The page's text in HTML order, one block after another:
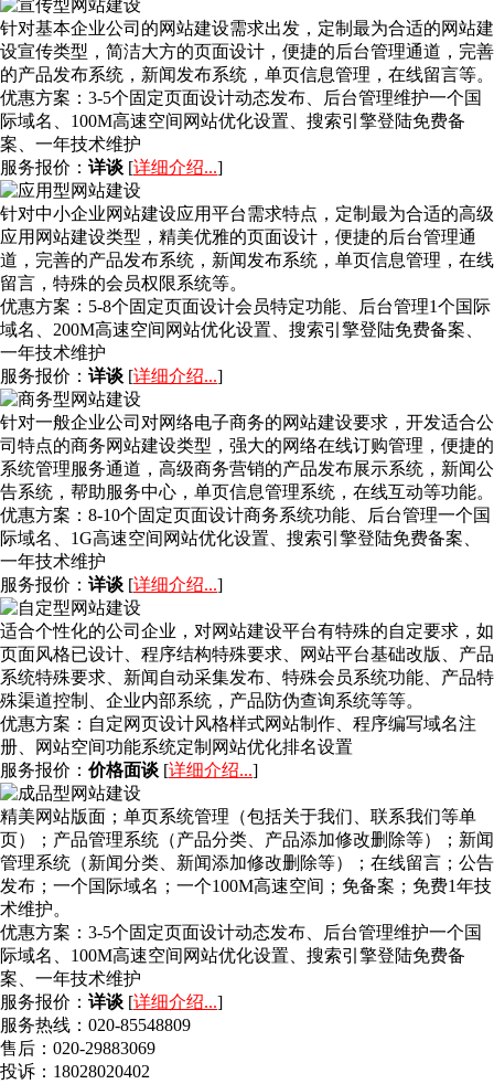
针对基本企业公司的网站建设需求出发，定制最为合适的网站建
设宣传类型，简洁大方的页面设计，便捷的后台管理通道，完善
的产品发布系统，新闻发布系统，单页信息管理，在线留言等。
优惠方案： 3-5个固定页面设计动态发布、后台管理维护一个国
际域名、100M高速空间网站优化设置、搜索引擎登陆免费备
案、一年技术维护
服务报价： 详谈 [详细介绍...]
针对中小企业网站建设应用平台需求特点，定制最为合适的高级
应用网站建设类型，精美优雅的页面设计，便捷的后台管理通
道，完善的产品发布系统，新闻发布系统，单页信息管理，在线
留言，特殊的会员权限系统等。
优惠方案： 5-8个固定页面设计会员特定功能、后台管理1个国际
域名、200M高速空间网站优化设置、搜索引擎登陆免费备案、
一年技术维护
服务报价： 详谈 [详细介绍...]
针对一般企业公司对网络电子商务的网站建设要求，开发适合公
司特点的商务网站建设类型，强大的网络在线订购管理，便捷的
系统管理服务通道，高级商务营销的产品发布展示系统，新闻公
告系统，帮助服务中心，单页信息管理系统，在线互动等功能。
优惠方案： 8-10个固定页面设计商务系统功能、后台管理一个国
际域名、1G高速空间网站优化设置、搜索引擎登陆免费备案、
一年技术维护
服务报价： 详谈 [详细介绍...]
适合个性化的公司企业，对网站建设平台有特殊的自定要求，如
页面风格已设计、程序结构特殊要求、网站平台基础改版、产品
系统特殊要求、新闻自动采集发布、特殊会员系统功能、产品特
殊渠道控制、企业内部系统，产品防伪查询系统等等。
优惠方案： 自定网页设计风格样式网站制作、程序编写域名注
册、网站空间功能系统定制网站优化排名设置
服务报价： 价格面谈 [详细介绍...]
精美网站版面；单页系统管理（包括关于我们、联系我们等单
页）；产品管理系统（产品分类、产品添加修改删除等）；新闻
管理系统（新闻分类、新闻添加修改删除等）；在线留言；公告
发布；一个国际域名；一个100M高速空间；免备案；免费1年技
术维护。
优惠方案： 3-5个固定页面设计动态发布、后台管理维护一个国
际域名、100M高速空间网站优化设置、搜索引擎登陆免费备
案、一年技术维护
服务报价： 详谈 [详细介绍...]
服务热线：020-85548809
售后：020-29883069
投诉：18028020402